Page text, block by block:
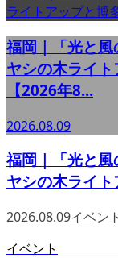
福岡｜「光と
ヤシの木ライ
【2026年8...
2026.08.09
福岡｜「光と
ヤシの木ライト
2026.08.09イベント
イベント